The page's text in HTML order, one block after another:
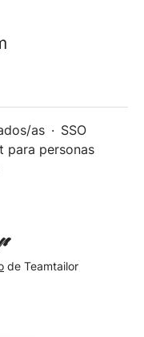
as · SSO
para personas
de Teamtailor